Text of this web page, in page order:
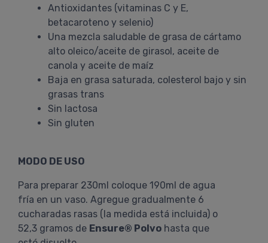
Antioxidantes (vitaminas C y E,
betacaroteno y selenio)
Una mezcla saludable de grasa de cártamo
alto oleico/aceite de girasol, aceite de
canola y aceite de maíz
Baja en grasa saturada, colesterol bajo y sin
grasas trans
Sin lactosa
Sin gluten
MODO DE USO
Para preparar 230ml coloque 190ml de agua
fría en un vaso. Agregue gradualmente 6
cucharadas rasas (la medida está incluida) o
52,3 gramos de Ensure® Polvo hasta que